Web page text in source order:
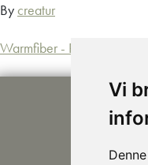
Vi
Bycreatur
Warmfiber -